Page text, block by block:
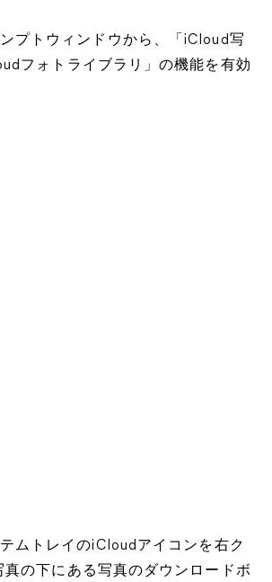
プトウィンドウから、「iCloud写
フォトライブラリ」の機能を有効
ムトレイのiCloudアイコンを右ク
真の下にある写真のダウンロードボ